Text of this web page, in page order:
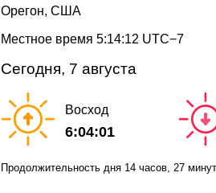
Орегон, США
Местное время 5:14:13 UTC−7
Сегодня, 7 августа
Восход
6:04:01
Продолжительность дня 14 часов , 27 минут